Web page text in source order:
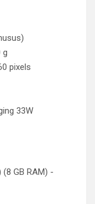
g
pixels
33W